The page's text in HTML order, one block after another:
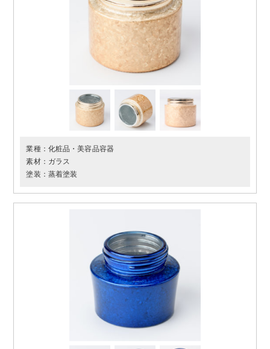
業種： 化粧品・美容品容器
素材： ガラス
塗装： 蒸着塗装